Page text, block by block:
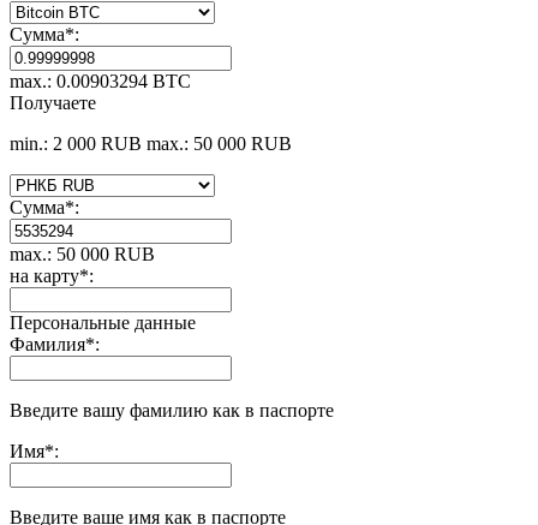
Сумма*:
max.: 0.00903294 BTC
Получаете
min.: 2 000 RUB max.: 50 000 RUB
Сумма*:
max.: 50 000 RUB
на карту*:
Персональные данные
Фамилия*:
Введите вашу фамилию как в паспорте
Имя*:
Введите ваше имя как в паспорте